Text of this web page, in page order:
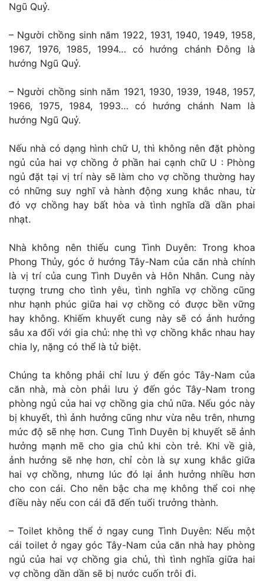
Ngũ Quỷ.
– Người chồng sinh năm 1922, 1931, 1940, 1949, 1958,
1967, 1976, 1985, 1994… có hướng chánh Đông là
hướng Ngũ Quỷ.
– Người chồng sinh năm 1921, 1930, 1939, 1948, 1957,
1966, 1975, 1984, 1993… có hướng chánh Nam là
hướng Ngũ Quỷ.
Nếu nhà có dạng hình chữ U, thì không nên đặt phòng
ngủ của hai vợ chồng ở phần hai cạnh chữ U : Phòng
ngủ đặt tại vị trí này sẽ làm cho vợ chồng thường hay
có những suy nghĩ và hành động xung khắc nhau, từ
đó vợ chồng hay bất hòa và tình nghĩa dầ dần phai
nhạt.
Nhà không nên thiếu cung Tình Duyên: Trong khoa
Phong Thủy, góc ở hướng Tây-Nam của căn nhà chính
là vị trí của cung Tình Duyên và Hôn Nhân. Cung này
tượng trưng cho tình yêu, tình nghĩa vợ chồng cũng
như hạnh phúc giữa hai vợ chồng có được bền vững
hay không. Khiếm khuyết cung này sẽ có ảnh hưởng
sâu xa đối với gia chủ: nhẹ thì vợ chồng khắc nhau hay
chia ly, nặng có thể là tử biệt.
Chúng ta không phải chỉ lưu ý đến góc Tây-Nam của
căn nhà, mà còn phải lưu ý đến góc Tây-Nam trong
phòng ngủ của hai vợ chồng gia chủ nữa. Nếu góc này
bị khuyết, thì ảnh hưởng cũng như vừa nêu trên, nhưng
mức độ sẽ nhẹ hơn. Cung Tình Duyên bị khuyết sẽ ảnh
hưởng mạnh mẽ cho gia chủ khi còn trẻ. Khi về già,
ảnh hưởng sẽ nhẹ hơn, chỉ còn là sự xung khắc giữa
hai vợ chồng, nhưng lúc đó lại ảnh hưởng nhiều hơn
cho con cái. Cho nên bậc cha mẹ không thể coi nhẹ
điều này nếu con cái đã đến tuổi trưởng thành.
– Toilet không thể ở ngay cung Tình Duyên: Nếu một
cái toilet ở ngay góc Tây-Nam của căn nhà hay phòng
ngủ của hai vợ chồng gia chủ, thì tình nghĩa giữa hai
vợ chồng dần dần sẽ bị nước cuốn trôi đi.